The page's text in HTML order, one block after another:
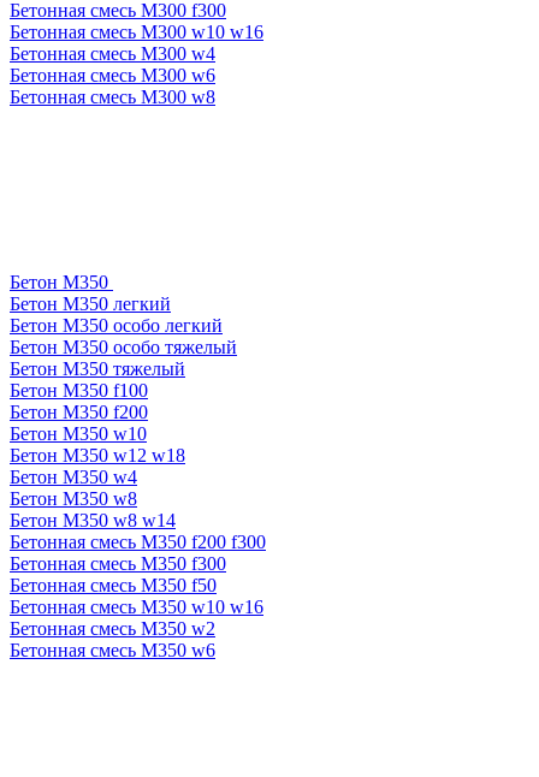
Бетонная смесь М300 f300
Бетонная смесь М300 w10 w16
Бетонная смесь М300 w4
Бетонная смесь М300 w6
Бетонная смесь М300 w8
Бетон М350
Бетон М350 легкий
Бетон М350 особо легкий
Бетон М350 особо тяжелый
Бетон М350 тяжелый
Бетон М350 f100
Бетон М350 f200
Бетон М350 w10
Бетон М350 w12 w18
Бетон М350 w4
Бетон М350 w8
Бетон М350 w8 w14
Бетонная смесь М350 f200 f300
Бетонная смесь М350 f300
Бетонная смесь М350 f50
Бетонная смесь М350 w10 w16
Бетонная смесь М350 w2
Бетонная смесь М350 w6